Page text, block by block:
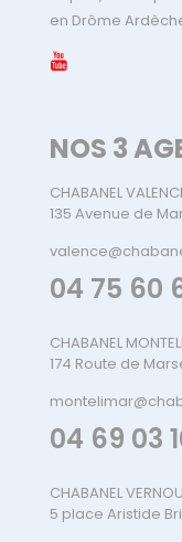
en Drôme
NOS 3
CHABANEL
135 Avenue de
04 75 60
CHABANEL
174 Route de
04 69 03
CHABANEL
5 place Aristide